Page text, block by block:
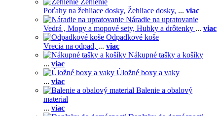
Žehlenie
Poťahy na žehliace dosky, Žehliace dosky, ... viac
Náradie na upratovanie
Vedrá , Mopy a mopové sety, Hubky a drôtenky ... viac
Odpadkové koše
Vrecia na odpad, ... viac
Nákupné tašky a košíky
... viac
Úložné boxy a vaky
... viac
Balenie a obalový
material
... viac